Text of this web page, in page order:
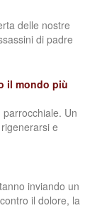
delle nostre
di padre
il mondo più
Un
e
inviando un
il dolore, la